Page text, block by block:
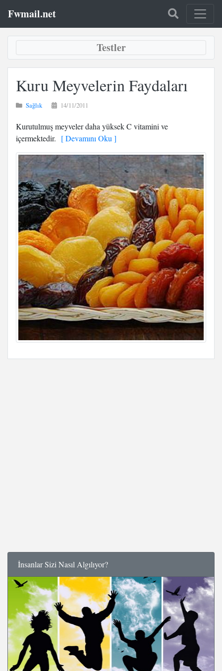
Fwmail.net
Testler
Kuru Meyvelerin Faydaları
Sağlık 14/11/2011
Kurutulmuş meyveler daha yüksek C vitamini ve
içermektedir. [ Devamını Oku ]
İnsanlar Sizi Nasıl Algılıyor?